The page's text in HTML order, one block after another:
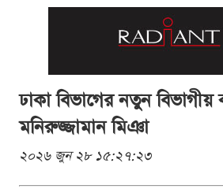
ঢাকা বিভাগের নতুন
মনিরুজ্জামান মিঞা
২০২৬ জুন ২৮ ১৫:২৭:২৩